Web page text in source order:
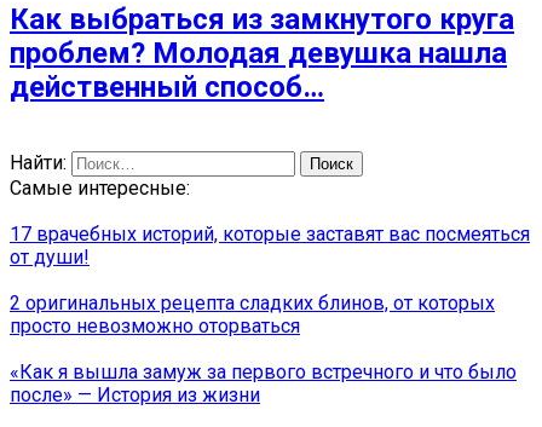
Как выбраться из замкнутого круга
проблем? Молодая девушка нашла
действенный способ…
Найти:
Самые интересные:
17 врачебных историй, которые заставят вас посмеяться
от души!
2 оригинальных рецепта сладких блинов, от которых
просто невозможно оторваться
«Как я вышла замуж за первого встречного и что было
после» — История из жизни